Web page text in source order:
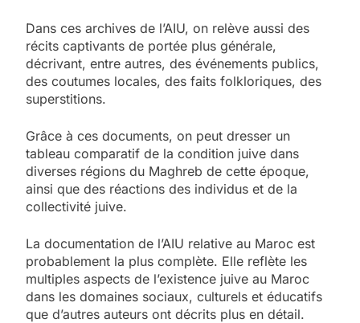
Dans ces archives de l’AIU, on relève aussi des
récits captivants de portée plus générale,
décrivant, entre autres, des événements publics,
des coutumes locales, des faits folkloriques, des
superstitions.
Grâce à ces documents, on peut dresser un
tableau comparatif de la condition juive dans
diverses régions du Maghreb de cette époque,
ainsi que des réactions des individus et de la
collectivité juive.
La documentation de l’AIU relative au Maroc est
probablement la plus complète. Elle reflète les
multiples aspects de l’existence juive au Maroc
dans les domaines sociaux, culturels et éducatifs
que d’autres auteurs ont décrits plus en détail.